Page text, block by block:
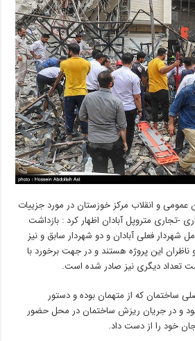
و انقلاب مرکز خوزستان در مورد جزییات
10 طبقه اداری -تجاری متروپل آبادان اظهار کرد : بازداشت
حادثه 10 نفر شامل شهردار فعلی آبادان و دو شهردار سابق و نیز
ناظران این پروژه هستند و در جهت برخورد با
تعداد دیگری نیز صادر شده است.
ساختمان که از متهمان بوده و دستور
و در جریان ریزش ساختمان در محل حضور
خود را از دست داد.